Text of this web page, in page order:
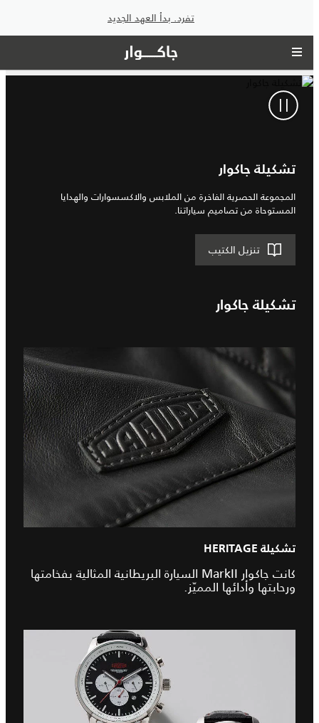
تفرد. بدأ العهد الجديد
تشكيلة جاكوار
المجموعة الحصرية الفاخرة من الملابس والاكسسوارات والهدايا
المستوحاة من تصاميم سياراتنا.
تنزيل الكتيب
تشكيلة جاكوار
تشكيلة HERITAGE
كانت جاكوار MarkII السيارة البريطانية المثالية بفخامتها
ورحابتها وأدائها المميّز.